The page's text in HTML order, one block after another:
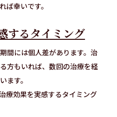
ば幸いです。
するタイミング
間には個人差があります。治
方もいれば、数回の治療を経
ます。
療効果を実感するタイミング